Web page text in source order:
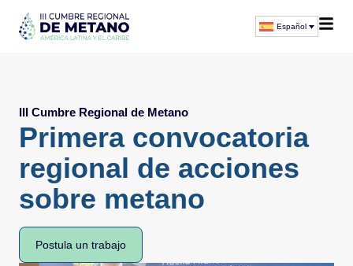
Español
III Cumbre Regional de Metano
Primera convocatoria
regional de acciones
sobre metano
Postula un trabajo